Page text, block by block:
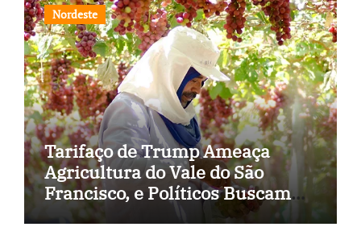
Nordeste
Tarifaço de Trump Ameaça
Agricultura do Vale do São
Francisco, e Políticos Buscam
Soluções